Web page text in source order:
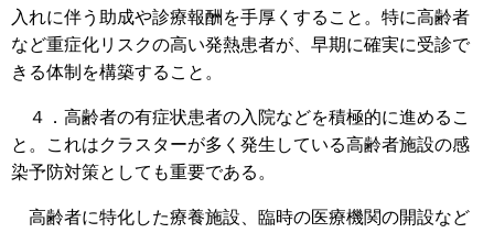
入れに伴う助成や診療報酬を手厚くすること。特に高齢者
など重症化リスクの高い発熱患者が、早期に確実に受診で
きる体制を構築すること。
４．高齢者の有症状患者の入院などを積極的に進めるこ
と。これはクラスターが多く発生している高齢者施設の感
染予防対策としても重要である。
高齢者に特化した療養施設、臨時の医療機関の開設など